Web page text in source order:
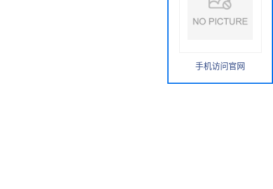
手机访问官网